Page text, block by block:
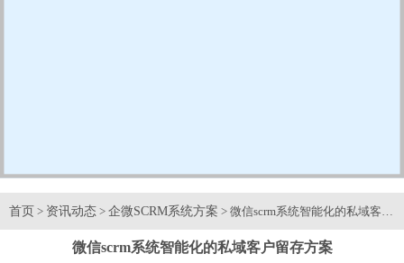
首页 > 资讯动态 > 企微SCRM系统方案 > 微信scrm系统智能化的私域客户
微信scrm系统智能化的私域客户留存方案